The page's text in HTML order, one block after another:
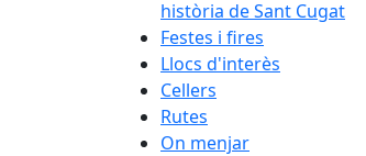
història de Sant Cugat
Festes i fires
Llocs d'interès
Cellers
Rutes
On menjar